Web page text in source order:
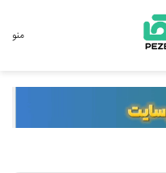
منو